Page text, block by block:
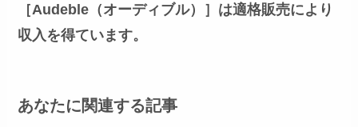
［Audeble（オーディブル）］は適格販売により
収入を得ています。
あなたに関連する記事